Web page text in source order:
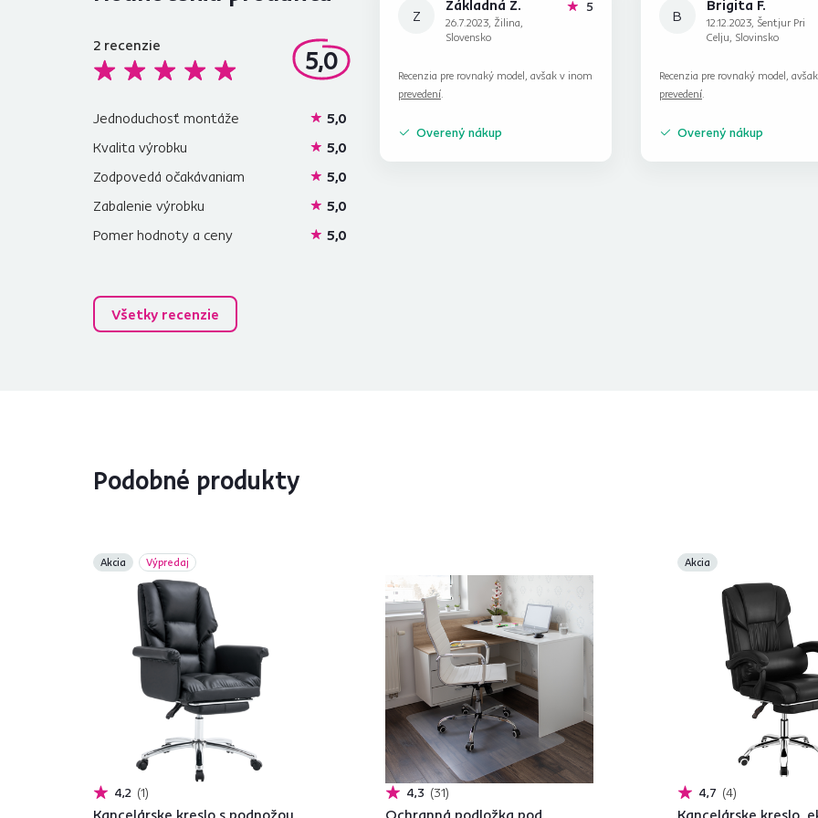
5,0
2 recenzie
Jednoduchosť montáže
5,0
Kvalita výrobku
5,0
Zodpovedá očakávaniam
5,0
Zabalenie výrobku
5,0
Pomer hodnoty a ceny
5,0
Všetky recenzie
Z
Základná Ž.
26.7.2023, Žilina,
Slovensko
5hviezdičiek
Recenzia pre rovnaký model, avšak v inom
prevedení
Overený nákup
B
Brigita F.
12.12.2023, Šentjur Pri
Celju, Slovinsko
Recenzia pre rovnaký model,
prevedení
Overený nákup
Podobné produkty
Akcia Výpredaj
4,2 1
Kancelárske kreslo s podnožou,
4,3 31
Ochranná podložka pod
Akcia
4,7 4
Kancelárske kreslo,